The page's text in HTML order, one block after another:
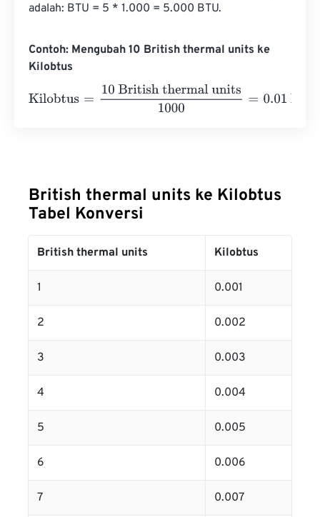
adalah: BTU = 5 * 1.000 = 5.000 BTU.
Contoh: Mengubah 10 British thermal units ke
Kilobtus
Kilobtus
10 British thermal units1000=0.01 Kilobtus
British thermal units ke Kilobtus
Tabel Konversi
British thermal units Kilobtus
1 0.001
2 0.002
3 0.003
4 0.004
5 0.005
6 0.006
7 0.007